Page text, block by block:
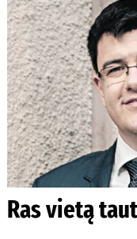
Ras vietą